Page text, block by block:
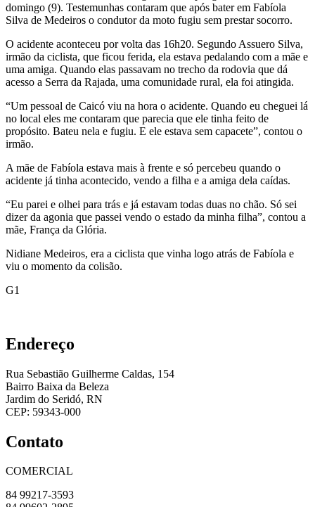
domingo (9). Testemunhas contaram que após bater em Fabíola
Silva de Medeiros o condutor da moto fugiu sem prestar socorro.
O acidente aconteceu por volta das 16h20. Segundo Assuero Silva,
irmão da ciclista, que ficou ferida, ela estava pedalando com a mãe e
uma amiga. Quando elas passavam no trecho da rodovia que dá
acesso a Serra da Rajada, uma comunidade rural, ela foi atingida.
“Um pessoal de Caicó viu na hora o acidente. Quando eu cheguei lá
no local eles me contaram que parecia que ele tinha feito de
propósito. Bateu nela e fugiu. E ele estava sem capacete”, contou o
irmão.
A mãe de Fabíola estava mais à frente e só percebeu quando o
acidente já tinha acontecido, vendo a filha e a amiga dela caídas.
“Eu parei e olhei para trás e já estavam todas duas no chão. Só sei
dizer da agonia que passei vendo o estado da minha filha”, contou a
mãe, França da Glória.
Nidiane Medeiros, era a ciclista que vinha logo atrás de Fabíola e
viu o momento da colisão.
G1
Endereço
Rua Sebastião Guilherme Caldas, 154
Bairro Baixa da Beleza
Jardim do Seridó, RN
CEP: 59343-000
Contato
COMERCIAL
84 99217-3593